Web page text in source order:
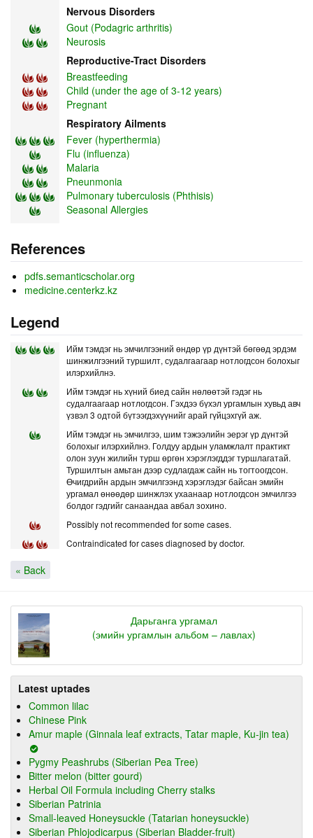
Nervous Disorders
Gout (Podagric arthritis)
Neurosis
Reproductive-Tract Disorders
Breastfeeding
Child (under the age of 3-12 years)
Pregnant
Respiratory Ailments
Fever (hyperthermia)
Flu (influenza)
Malaria
Pneunmonia
Pulmonary tuberculosis (Phthisis)
Seasonal Allergies
References
pdfs.semanticscholar.org
medicine.centerkz.kz
Legend
Ийм тэмдэг нь эмчилгээний өндөр үр дүнтэй бөгөөд эрдэм
шинжилгээний туршилт, судалгаагаар нотлогдсон болохыг
илэрхийлнэ.
Ийм тэмдэг нь хүний биед сайн нөлөөтэй гэдэг нь
судалгаагаар нотлогдсон. Гэхдээ бүхэл ургамлын хувьд авч
үзвэл 3 одтой бүтээгдэхүүнийг арай гүйцэхгүй аж.
Ийм тэмдэг нь эмчилгээ, шим тэжээлийн эерэг үр дүнтэй
болохыг илэрхийлнэ. Голдуу ардын уламжлалт практикт
олон зуун жилийн турш өргөн хэрэглэгддэг туршлагатай.
Туршилтын амьтан дээр судлагдаж сайн нь тогтоогдсон.
Өчигдрийн ардын эмчилгээнд хэрэглэдэг байсан эмийн
ургамал өнөөдөр шинжлэх ухаанаар нотлогдсон эмчилгээ
болдог гэдгийг санаандаа авбал зохино.
Possibly not recommended for some cases.
Contraindicated for cases diagnosed by doctor.
« Back
Дарьганга ургамал
(эмийн ургамлын альбом – лавлах)
Latest uptades
Common lilac
Chinese Pink
Amur maple (Ginnala leaf extracts, Tatar maple, Ku-jin tea)
Pygmy Peashrubs (Siberian Pea Tree)
Bitter melon (bitter gourd)
Herbal Oil Formula including Cherry stalks
Siberian Patrinia
Small-leaved Honeysuckle (Tatarian honeysuckle)
Siberian Phlojodicarpus (Siberian Bladder-fruit)